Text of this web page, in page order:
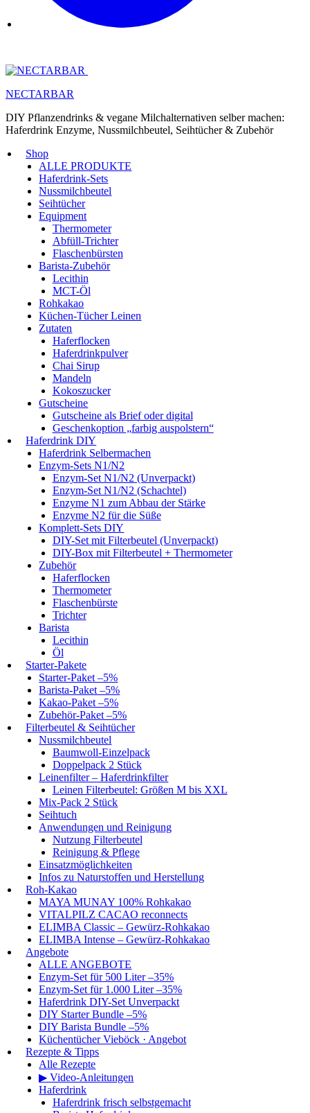
NECTARBAR
DIY Pflanzendrinks & vegane Milchalternativen selber machen:
Haferdrink Enzyme, Nussmilchbeutel, Seihtücher & Zubehör
Shop
ALLE PRODUKTE
Haferdrink-Sets
Nussmilchbeutel
Seihtücher
Equipment
Thermometer
Abfüll-Trichter
Flaschenbürsten
Barista-Zubehör
Lecithin
MCT-Öl
Rohkakao
Küchen-Tücher Leinen
Zutaten
Haferflocken
Haferdrinkpulver
Chai Sirup
Mandeln
Kokoszucker
Gutscheine
Gutscheine als Brief oder digital
Geschenkoption „farbig auspolstern“
Haferdrink DIY
Haferdrink Selbermachen
Enzym-Sets N1/N2
Enzym-Set N1/N2 (Unverpackt)
Enzym-Set N1/N2 (Schachtel)
Enzyme N1 zum Abbau der Stärke
Enzyme N2 für die Süße
Komplett-Sets DIY
DIY-Set mit Filterbeutel (Unverpackt)
DIY-Box mit Filterbeutel + Thermometer
Zubehör
Haferflocken
Thermometer
Flaschenbürste
Trichter
Barista
Lecithin
Öl
Starter-Pakete
Starter-Paket –5%
Barista-Paket –5%
Kakao-Paket –5%
Zubehör-Paket –5%
Filterbeutel & Seihtücher
Nussmilchbeutel
Baumwoll-Einzelpack
Doppelpack 2 Stück
Leinenfilter – Haferdrinkfilter
Leinen Filterbeutel: Größen M bis XXL
Mix-Pack 2 Stück
Seihtuch
Anwendungen und Reinigung
Nutzung Filterbeutel
Reinigung & Pflege
Einsatzmöglichkeiten
Infos zu Naturstoffen und Herstellung
Roh-Kakao
MAYA MUNAY 100% Rohkakao
VITALPILZ CACAO reconnects
ELIMBA Classic – Gewürz-Rohkakao
ELIMBA Intense – Gewürz-Rohkakao
Angebote
ALLE ANGEBOTE
Enzym-Set für 500 Liter –35%
Enzym-Set für 1.000 Liter –35%
Haferdrink DIY-Set Unverpackt
DIY Starter Bundle –5%
DIY Barista Bundle –5%
Küchentücher Vieböck · Angebot
Rezepte & Tipps
Alle Rezepte
▶ Video-Anleitungen
Haferdrink
Haferdrink frisch selbstgemacht